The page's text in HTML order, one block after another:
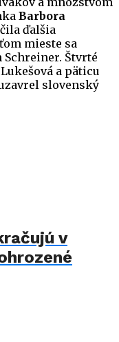
Barbora
ďalšia
mieste sa
Štvrté
a päticu
slovenský
v